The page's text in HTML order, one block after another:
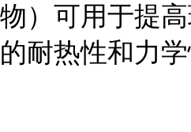
物）可用于提
的耐热性和力学